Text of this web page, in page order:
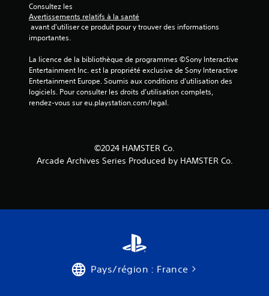
Consultez les
Avertissements relatifs à la santé
importantes.
La licence de la bibliothèque de programmes ©Sony Interactive
Entertainment Inc. est la propriété exclusive de Sony Interactive
Entertainment Europe. Soumis aux conditions d’utilisation des
logiciels. Pour consulter les droits d’utilisation complets,
rendez-vous sur eu.playstation.com/legal.
©2024 HAMSTER Co.
Arcade Archives Series Produced by HAMSTER Co.
Pays/région : France